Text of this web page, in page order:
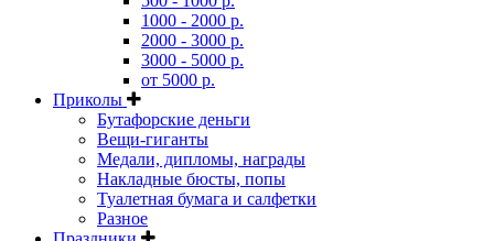
1000 - 2000 р.
2000 - 3000 р.
3000 - 5000 р.
от 5000 р.
Приколы
Бутафорские деньги
Вещи-гиганты
Медали, дипломы, награды
Накладные бюсты, попы
Туалетная бумага и салфетки
Разное